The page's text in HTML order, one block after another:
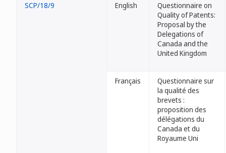
SCP/18/9 English
Questionnaire on
Quality of Patents:
Proposal by the
Delegations of
Canada and the
United Kingdom
Français
Questionnaire sur
la qualité des
brevets :
proposition des
délégations du
Canada et du
Royaume Uni